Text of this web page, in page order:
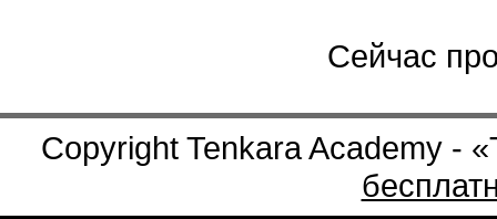
Сейчас
Copyright Tenkara Academy -